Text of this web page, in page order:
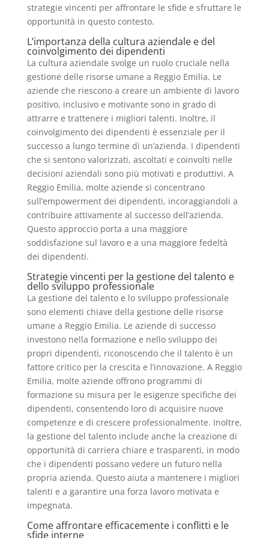
strategie vincenti per affrontare le sfide e sfruttare le
opportunità in questo contesto.
L’importanza della cultura aziendale e del
coinvolgimento dei dipendenti
La cultura aziendale svolge un ruolo cruciale nella
gestione delle risorse umane a Reggio Emilia. Le
aziende che riescono a creare un ambiente di lavoro
positivo, inclusivo e motivante sono in grado di
attrarre e trattenere i migliori talenti. Inoltre, il
coinvolgimento dei dipendenti è essenziale per il
successo a lungo termine di un’azienda. I dipendenti
che si sentono valorizzati, ascoltati e coinvolti nelle
decisioni aziendali sono più motivati e produttivi. A
Reggio Emilia, molte aziende si concentrano
sull’empowerment dei dipendenti, incoraggiandoli a
contribuire attivamente al successo dell’azienda.
Questo approccio porta a una maggiore
soddisfazione sul lavoro e a una maggiore fedeltà
dei dipendenti.
Strategie vincenti per la gestione del talento e
dello sviluppo professionale
La gestione del talento e lo sviluppo professionale
sono elementi chiave della gestione delle risorse
umane a Reggio Emilia. Le aziende di successo
investono nella formazione e nello sviluppo dei
propri dipendenti, riconoscendo che il talento è un
fattore critico per la crescita e l’innovazione. A Reggio
Emilia, molte aziende offrono programmi di
formazione su misura per le esigenze specifiche dei
dipendenti, consentendo loro di acquisire nuove
competenze e di crescere professionalmente. Inoltre,
la gestione del talento include anche la creazione di
opportunità di carriera chiare e trasparenti, in modo
che i dipendenti possano vedere un futuro nella
propria azienda. Questo aiuta a mantenere i migliori
talenti e a garantire una forza lavoro motivata e
impegnata.
Come affrontare efficacemente i conflitti e le
sfide interne